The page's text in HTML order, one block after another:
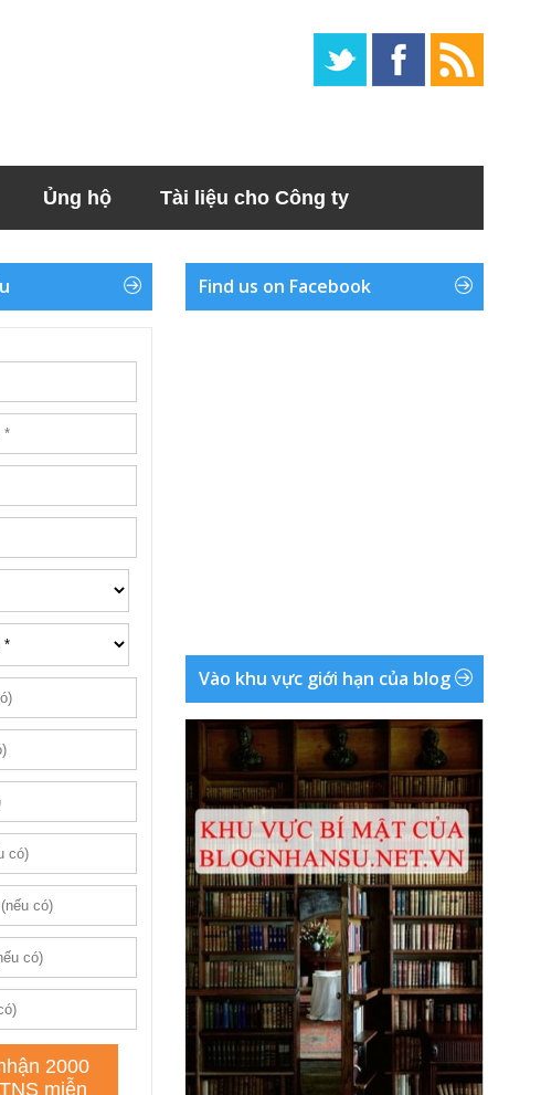
Ủng hộ Tài liệu cho Công ty
Find us on Facebook
Vào khu vực giới hạn của blog